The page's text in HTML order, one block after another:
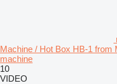
Machine / Hot Box HB-1 from
machine
10
VIDEO